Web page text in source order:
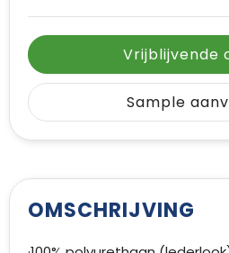
Vrijblijvende
Sample
OMSCHRIJVING